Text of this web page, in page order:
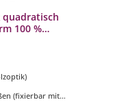
quadratisch
100 %
(fixierbar mit